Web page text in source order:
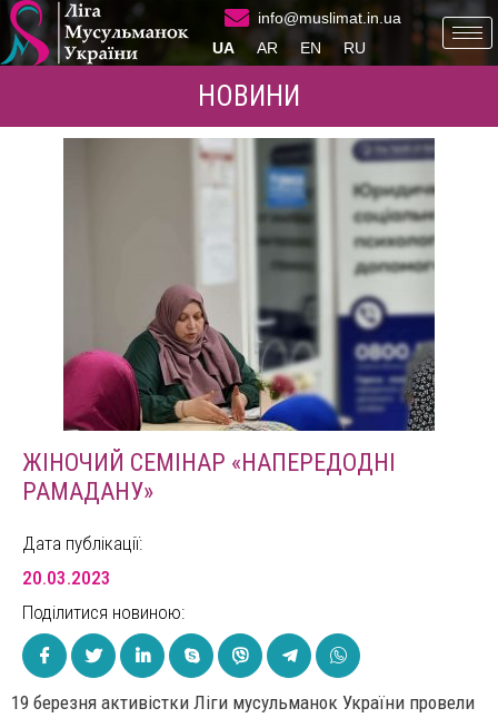
info@muslimat.in.ua
UA
AR EN RU
НОВИНИ
ЖІНОЧИЙ СЕМІНАР «НАПЕРЕДОДНІ
РАМАДАНУ»
Дата публікації:
20.03.2023
Поділитися новиною:
19 березня активістки Ліги мусульманок України провели